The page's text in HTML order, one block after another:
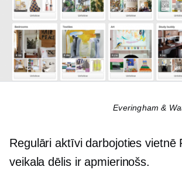
Everingham &
Regulāri aktīvi darbojoties vietnē
veikala dēlis ir apmierinošs.